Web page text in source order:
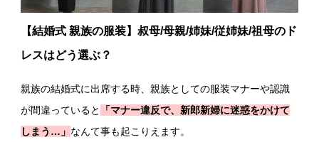
【結婚式 親族の服装】叔母/母親/姉妹/従姉妹/祖母のド
レスはどう選ぶ？
親族の結婚式に出席する時、親族としての服装マナーや認識
が間違っていると
「マナー違反で、新郎新婦に迷惑をかけて
しまう…」 なんて事も起こりえます。